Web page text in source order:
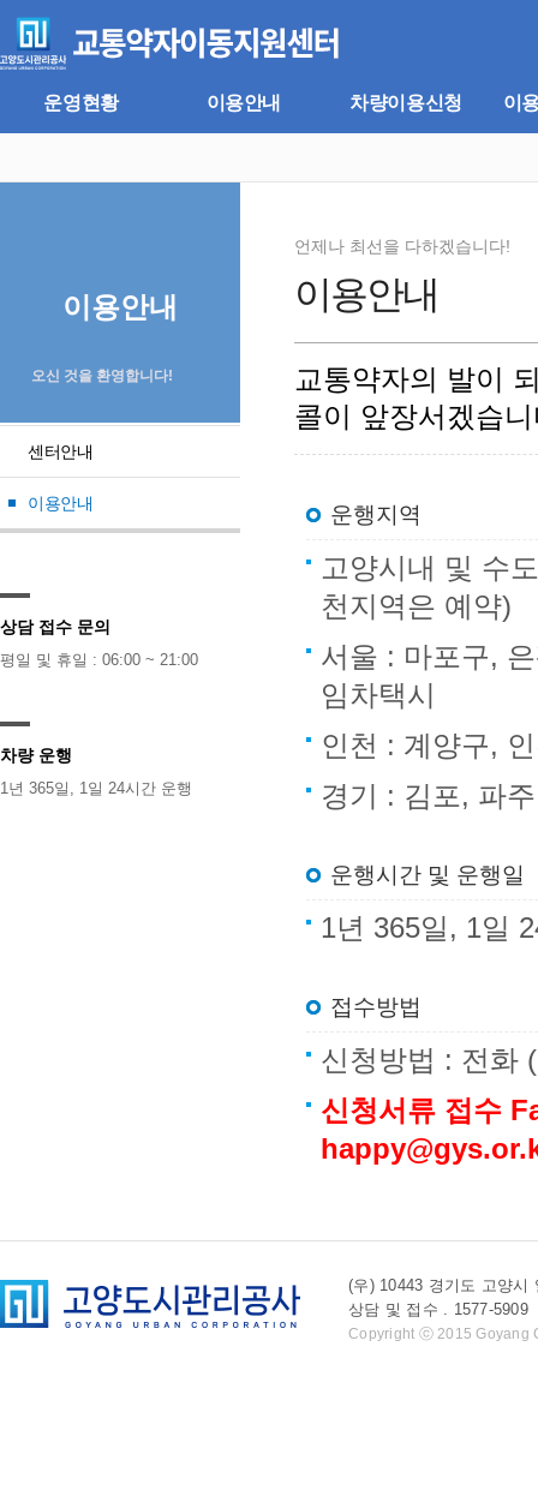
뉴
바
기
바
로
운영현황 이용안내 차량이용신청 이
이용안내
오신 것을 환영합니다!
센터안내
이용안내
상담 접수 문의
평일 및 휴일 : 06:00 ~ 21:00
차량 운행
1년 365일, 1일 24시간 운행
이용안내
언제나 최선을 다하겠습니다!
교통약자의 발이
콜이 앞장서겠습
운행지역
고양시내 및 수
천지역은 예약)
서울 : 마포구,
임차택시
인천 : 계양구,
경기 : 김포, 파
운행시간 및 운행일
1년 365일, 1일
접수방법
신청방법 : 전화
신청서류 접수
(우) 10443 경기도 고양시
상담 및 접수 . 1577-
Copyright ⓒ 2015 Goyang